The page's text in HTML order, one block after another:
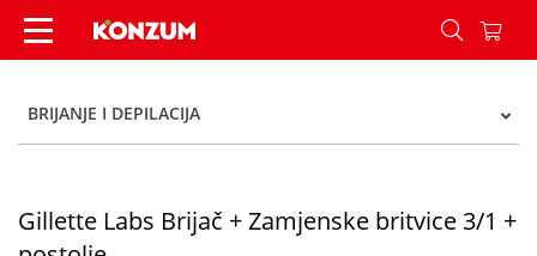
Gillette Labs Brijač + Zamjenske britvice 3/1 +
BRIJANJE I DEPILACIJA
Gillette Labs Brijač + Zamjenske britvice 3/1 +